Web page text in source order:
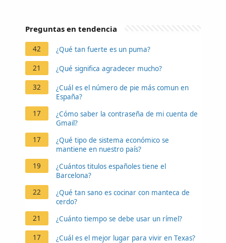
Preguntas en tendencia
42 ¿Qué tan fuerte es un puma?
21 ¿Qué significa agradecer mucho?
32
¿Cuál es el número de pie más comun en
España?
17
¿Cómo saber la contraseña de mi cuenta de
Gmail?
17
¿Qué tipo de sistema económico se
mantiene en nuestro país?
19
¿Cuántos titulos españoles tiene el
Barcelona?
22
¿Qué tan sano es cocinar con manteca de
cerdo?
21
¿Cuánto tiempo se debe usar un rímel?
17 ¿Cuál es el mejor lugar para vivir en Texas?